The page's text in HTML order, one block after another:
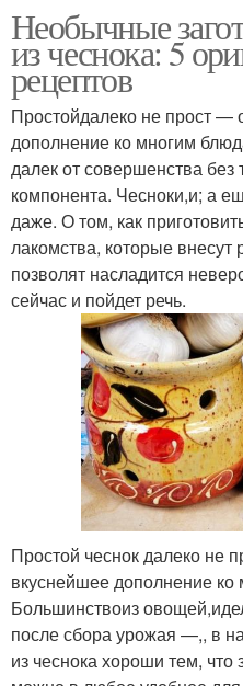
Необычные
из чеснока: 5
рецептов
Простойдалеко не прост —
дополнение ко многим
далек от совершенства без
компонента. Чесноки,и; а
даже. О том, как
лакомства, которые
позволят насладится
сейчас и пойдет речь.
Простой чеснок далеко не
вкуснейшее дополнение
Большинствоиз
после сбора урожая —,, в
из чеснока хороши тем, что